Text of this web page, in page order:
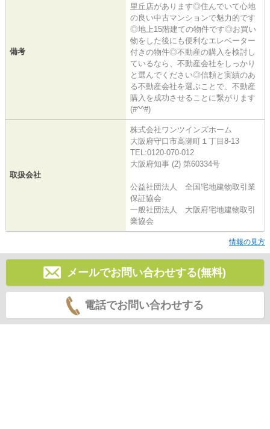
備考
里丘店があります◎住んでいて心地
の良い中古マンションで魅力的です
◎地上15階建ての物件です◎お買い
物をした後にも便利なエレベーター
付きの物件◎不動産の購入を検討し
ているなら、不動産会社をしっかり
と選んでください◎信頼と実績のあ
る不動産会社を選ぶことで、不動産
購入を成功させることに繋がります
(#^^#)
取扱会社
株式会社ワンツインズホーム
大阪府守口市高瀬町１丁目8-13
TEL:0120-070-012
大阪府知事 (2) 第60334号
公益社団法人 全国宅地建物取引業
保証協会
一般社団法人 大阪府宅地建物取引
業協会
情報の見方
メールでお問い合わせする(無料)
電話でお問い合わせする